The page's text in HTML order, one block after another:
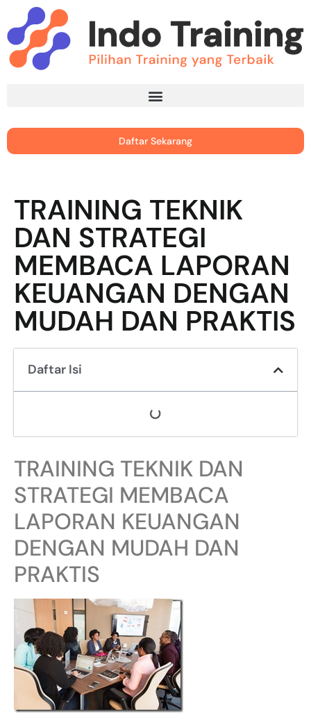
Daftar Sekarang
TRAINING TEKNIK
DAN STRATEGI
MEMBACA LAPORAN
KEUANGAN DENGAN
MUDAH DAN PRAKTIS
Daftar Isi
TRAINING TEKNIK DAN
STRATEGI MEMBACA
LAPORAN KEUANGAN
DENGAN MUDAH DAN
PRAKTIS